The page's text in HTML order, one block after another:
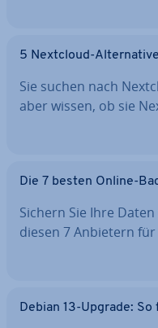
5 Nextcloud-
Sie suchen nach
aber wissen, ob sie
Die 7 besten Online-
Sichern Sie Ihre
diesen 7 Anbietern
Debian 13-Upgrade: